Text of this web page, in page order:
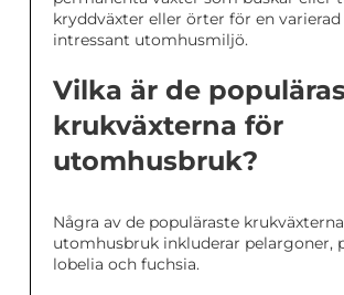
kryddväxter eller örter för en
intressant utomhusmiljö.
Vilka är de
krukväxterna för
utomhusbruk?
Några av de populäraste
utomhusbruk inkluderar pelargoner,
lobelia och fuchsia.